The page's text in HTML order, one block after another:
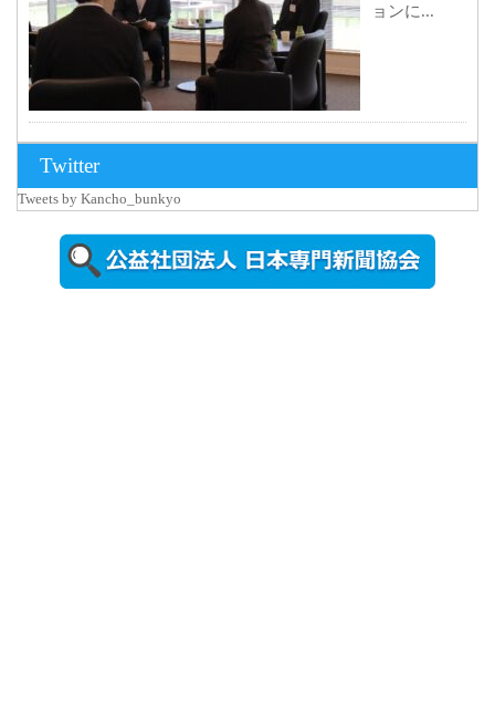
ョンに...
ォトスポッ
ト （8...
Twitter
Tweets by Kancho_bunkyo